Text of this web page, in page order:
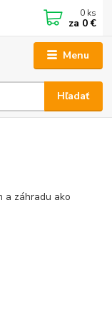
Menu
Hľadať
0 ks
za 0 €
a záhradu ako